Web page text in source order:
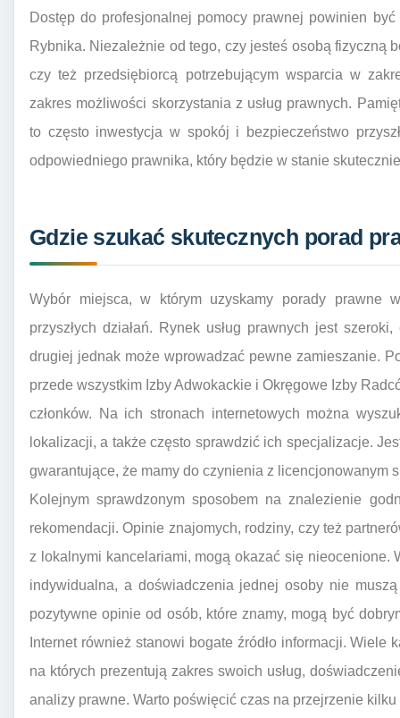
Dostęp do profesjonalnej pomocy prawnej powinien
Rybnika. Niezależnie od tego, czy jesteś osobą fizyczną
czy też przedsiębiorcą potrzebującym wsparcia w
zakres możliwości skorzystania z usług prawnych.
to często inwestycja w spokój i bezpieczeństwo
odpowiedniego prawnika, który będzie w stanie
Gdzie szukać skutecznych porad
Wybór miejsca, w którym uzyskamy porady prawne
przyszłych działań. Rynek usług prawnych jest
drugiej jednak może wprowadzać pewne zamieszanie.
przede wszystkim Izby Adwokackie i Okręgowe Izby
członków. Na ich stronach internetowych można
lokalizacji, a także często sprawdzić ich specjalizacje.
gwarantujące, że mamy do czynienia z licencjonowanym
Kolejnym sprawdzonym sposobem na znalezienie
rekomendacji. Opinie znajomych, rodziny, czy też
z lokalnymi kancelariami, mogą okazać się nieocenione.
indywidualna, a doświadczenia jednej osoby nie
pozytywne opinie od osób, które znamy, mogą być
Internet również stanowi bogate źródło informacji. Wiele
na których prezentują zakres swoich usług,
analizy prawne. Warto poświęcić czas na przejrzenie